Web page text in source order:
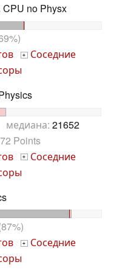
CPU no Physx
+ Соседние
21652
Points
+ Соседние
+ Соседние